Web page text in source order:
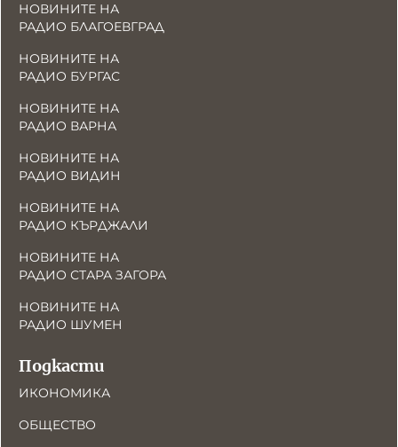
НОВИНИТЕ НА
РАДИО БЛАГОЕВГРАД
НОВИНИТЕ НА
РАДИО БУРГАС
НОВИНИТЕ НА
РАДИО ВАРНА
НОВИНИТЕ НА
РАДИО ВИДИН
НОВИНИТЕ НА
РАДИО КЪРДЖАЛИ
НОВИНИТЕ НА
РАДИО СТАРА ЗАГОРА
НОВИНИТЕ НА
РАДИО ШУМЕН
Подкасти
ИКОНОМИКА
ОБЩЕСТВО